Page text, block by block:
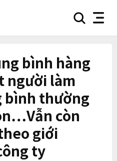
searchnav
bình hàng
người làm
bình thường
còn
giới
ty